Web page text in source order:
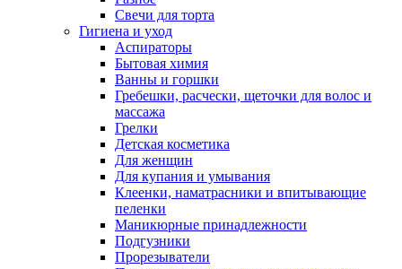
Свечи для торта
Гигиена и уход
Аспираторы
Бытовая химия
Ванны и горшки
Гребешки, расчески, щеточки для волос и
массажа
Грелки
Детская косметика
Для женщин
Для купания и умывания
Клеенки, наматрасники и впитывающие
пеленки
Маникюрные принадлежности
Подгузники
Прорезыватели